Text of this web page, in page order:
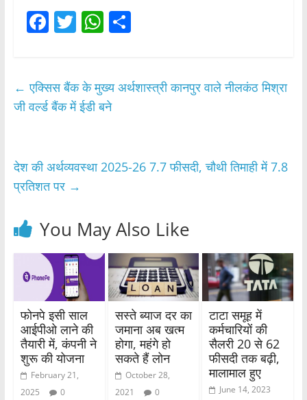
F
e
b
o
k
T
er
W
s
A
S
e
← एक्सिस बैंक के मुख्य अर्थशास्त्री कानपुर वाले नीलकंठ मिश्रा
जी वर्ल्ड बैंक में ईडी बने
देश की अर्थव्यवस्था 2025-26 7.7 फीसदी, चौथी तिमाही में 7.8
प्रतिशत पर →
You May Also Like
फोनपे इसी साल
आईपीओ लाने की
तैयारी में, कंपनी ने
शुरू की योजना
February 21,
2025
0
सस्ते ब्याज दर का
जमाना अब खत्म
होगा, महंगे हो
सकते हैं लोन
October 28,
2021
0
टाटा समूह में
कर्मचारियों की
सैलरी 20 से 62
फीसदी तक बढ़ी,
मालामाल हुए
June 14, 2023